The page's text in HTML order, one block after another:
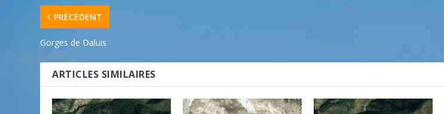
PRÉCÉDENT
Gorges de Daluis
ARTICLES SIMILAIRES